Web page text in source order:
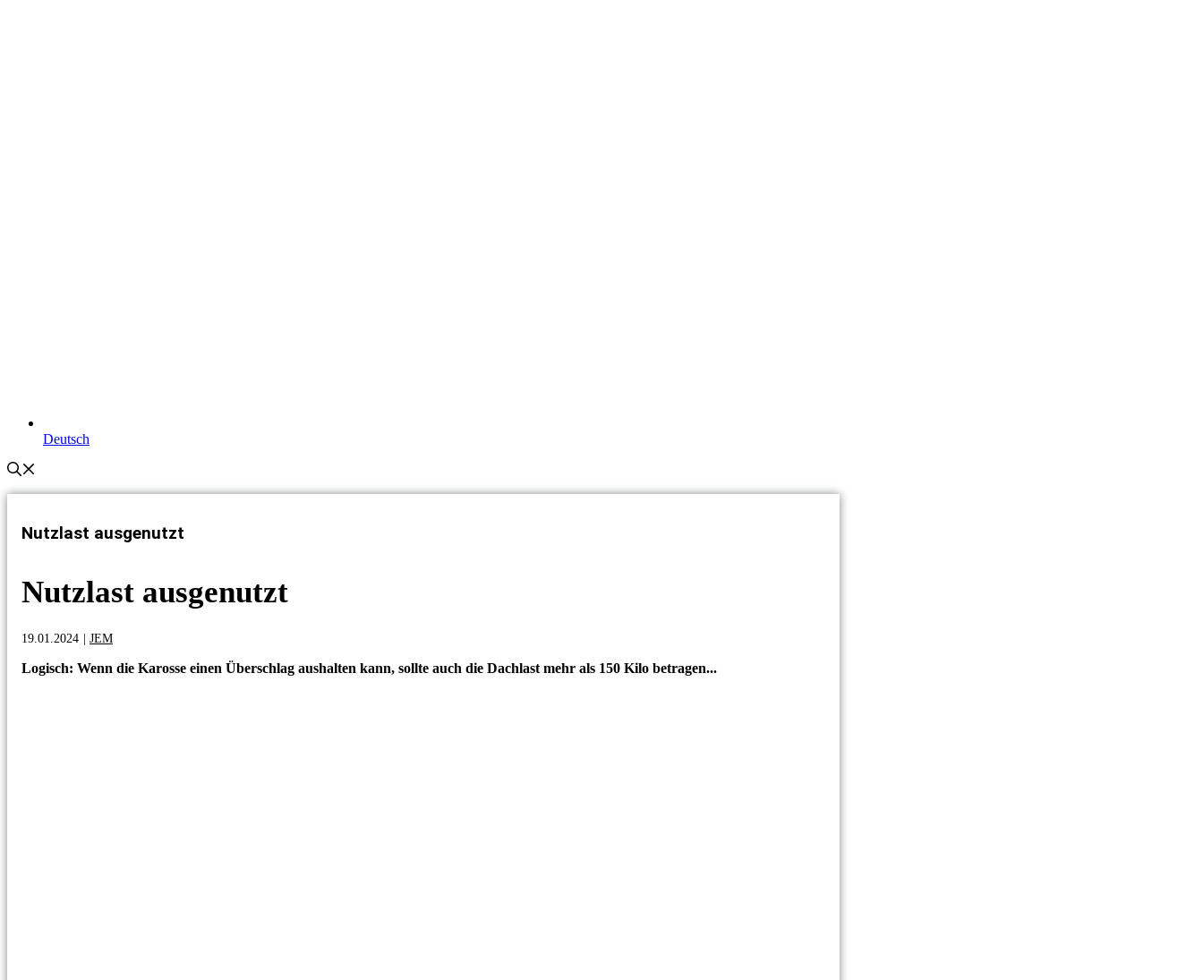
Deutsch
Nutzlast ausgenutzt
Nutzlast ausgenutzt
19.01.2024 | JEM
Logisch: Wenn die Karosse einen Überschlag aushalten kann, sollte auch die Dachlast mehr als 150 Kilo betragen...